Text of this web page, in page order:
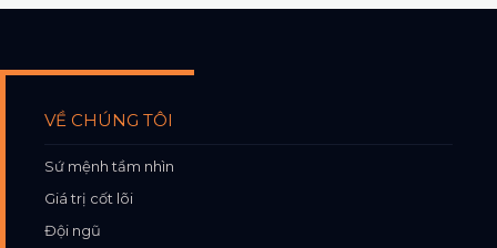
VỀ CHÚNG TÔI
Sứ mệnh tầm nhìn
Giá trị cốt lõi
Đội ngũ